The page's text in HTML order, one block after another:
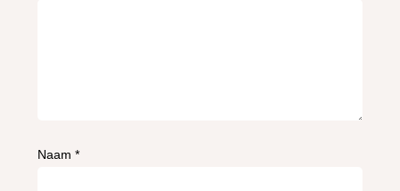
Naam*